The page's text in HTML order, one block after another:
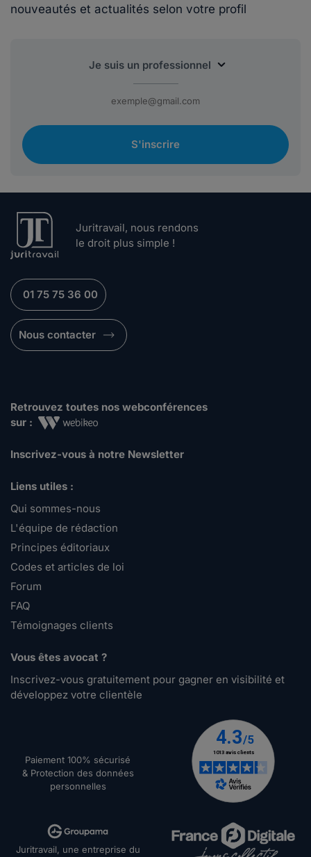
nouveautés et actualités selon votre profil
S'inscrire
Juritravail, nous rendons
le droit plus simple !
01 75 75 36 00
Nous contacter
Retrouvez toutes nos webconférences
sur :
Inscrivez-vous à notre Newsletter
Liens utiles :
Qui sommes-nous
L'équipe de rédaction
Principes éditoriaux
Codes et articles de loi
Forum
FAQ
Témoignages clients
Vous êtes avocat ?
Inscrivez-vous gratuitement pour gagner en visibilité et
développez votre clientèle
Paiement 100% sécurisé
& Protection des données
personnelles
Juritravail, une entreprise du